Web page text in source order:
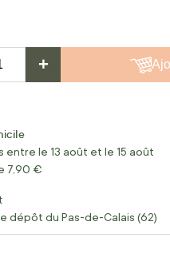
+
entre le 13 août et le 15 août
7,90 €
dépôt du Pas-de-Calais (62)